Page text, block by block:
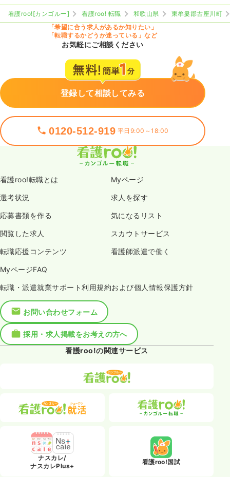
看護roo![カンゴルー] 看護roo! 転職 和歌山県
東牟婁郡古座川町
「希望に合う求人があるか知りたい」
「転職するかどうか迷っている」など
お気軽にご相談ください
登録して相談してみる
0120-512-919 平日9:00～18:00
看護roo!転職とは Myページ
選考状況 求人を探す
応募書類を作る 気になるリスト
閲覧した求人 スカウトサービス
転職応援コンテンツ 看護師派遣で働く
MyページFAQ
転職・派遣就業サポート利用規約および個人情報保護方針
お問い合わせフォーム
採用・求人掲載をお考えの方へ
看護roo!の関連サービス
ナスカレ/
ナスカレPlus+
看護roo!国試